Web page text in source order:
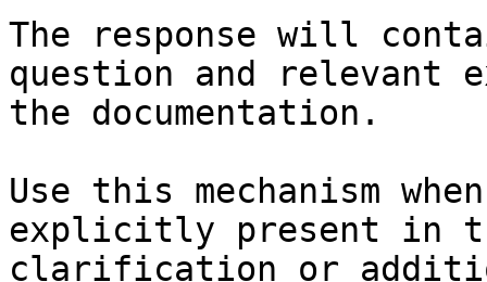
The response will
question and relevant
the documentation.
Use this mechanism
explicitly present in
clarification or